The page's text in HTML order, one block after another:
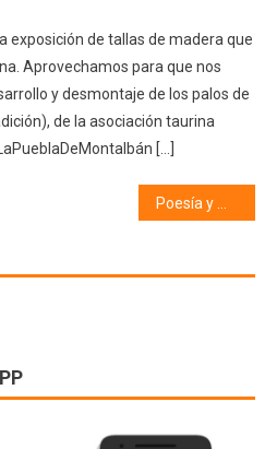
exposición de tallas de madera que
Aprovechamos para que nos
y desmontaje de los palos de
de la asociación taurina
[…]